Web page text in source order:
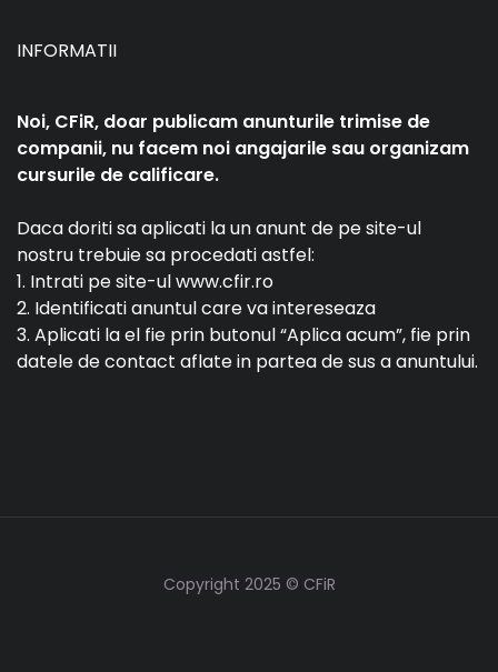
INFORMATII
Noi, CFiR, doar publicam anunturile trimise de
companii, nu facem noi angajarile sau organizam
cursurile de calificare.
Daca doriti sa aplicati la un anunt de pe site-ul
nostru trebuie sa procedati astfel:
1. Intrati pe site-ul www.cfir.ro
2. Identificati anuntul care va intereseaza
3. Aplicati la el fie prin butonul “Aplica acum”, fie prin
datele de contact aflate in partea de sus a anuntului.
Copyright 2025 © CFiR